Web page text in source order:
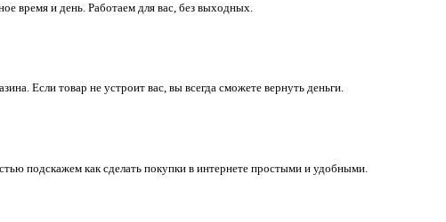
время и день. Работаем для вас, без выходных.
Если товар не устроит вас, вы всегда сможете вернуть деньги.
подскажем как сделать покупки в интернете простыми и удобными.